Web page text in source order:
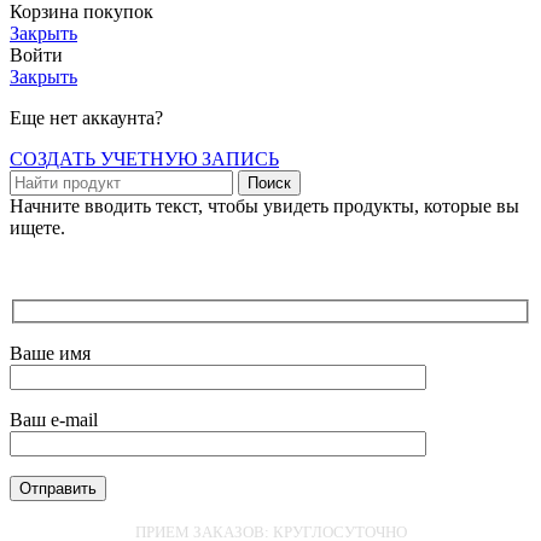
Корзина покупок
Закрыть
Войти
Закрыть
Еще нет аккаунта?
СОЗДАТЬ УЧЕТНУЮ ЗАПИСЬ
Поиск
Начните вводить текст, чтобы увидеть продукты, которые вы
ищете.
Ваше имя
Ваш e-mail
ПРИЕМ ЗАКАЗОВ: КРУГЛОСУТОЧНО